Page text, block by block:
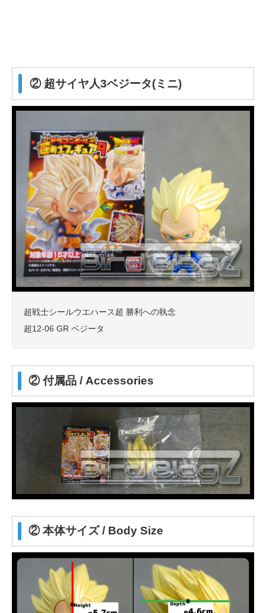
② 超サイヤ人3ベジータ(ミニ)
超戦士シールウエハース超 勝利への執念
超12-06 GR ベジータ
② 付属品 / Accessories
② 本体サイズ / Body Size